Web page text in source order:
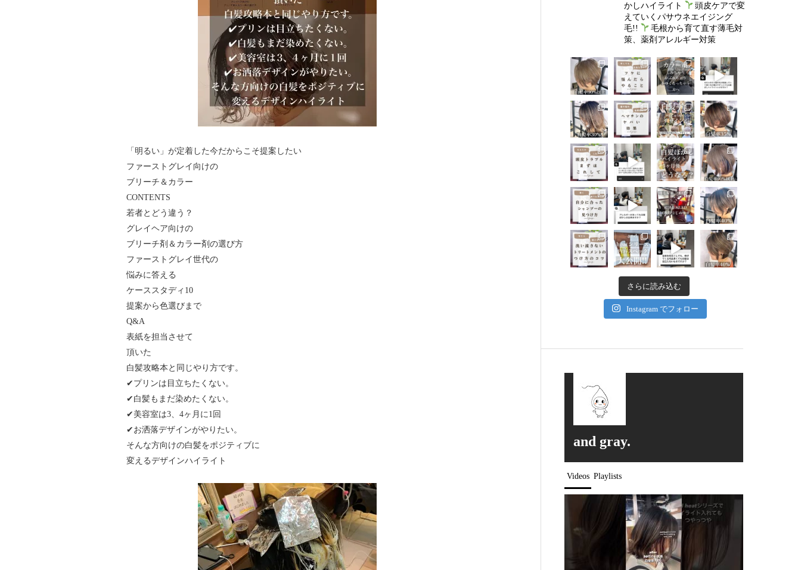
「明るい」が定着した今だからこそ提案したい
ファーストグレイ向けの
ブリーチ＆カラー
CONTENTS
若者とどう違う？
グレイヘア向けの
ブリーチ剤＆カラー剤の選び方
ファーストグレイ世代の
悩みに答える
ケーススタディ10
提案から色選びまで
Q&A
表紙を担当させて
頂いた
白髪攻略本と同じやり方です。
✔プリンは目立ちたくない。
✔白髪もまだ染めたくない。
✔美容室は3、4ヶ月に1回
✔お洒落デザインがやりたい。
そんな方向けの白髪をポジティブに
変えるデザインハイライト
かしハイライト
頭皮ケアで変
えていくパサウネエイジング
毛!!
毛根から育て直す薄毛対
策、薬剤アレルギー対策
さらに読み込む
Instagram でフォロー
and gray.
Videos Playlists